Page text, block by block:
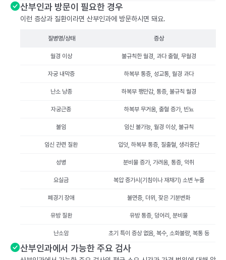
산부인과 방문이 필요한 경우
이런 증상과 질환이라면 산부인과에 방문하시면 돼요.
질병명/상태 증상
월경 이상 불규칙한 월경, 과다 출혈, 무월경
자궁 내막증 하복부 통증, 성교통, 월경 과다
난소 낭종 하복부 팽만감, 통증, 불규칙 월경
자궁근종 하복부 무거움, 출혈 증가, 빈뇨
불임 임신 불가능, 월경 이상, 불규칙
임신 관련 질환 입덧, 하복부 통증, 질출혈, 생리중단
성병 분비물 증가, 가려움, 통증, 악취
요실금 복압 증가시(기침이나 재채기) 소변 누출
폐경기 장애 불면증, 더위, 잦은 기분변화
유방 질환 유방 통증, 덩어리, 분비물
난소암 초기 특이 증상 없음, 복수, 소화불량, 복통 등
산부인과에서 가능한 주요 검사